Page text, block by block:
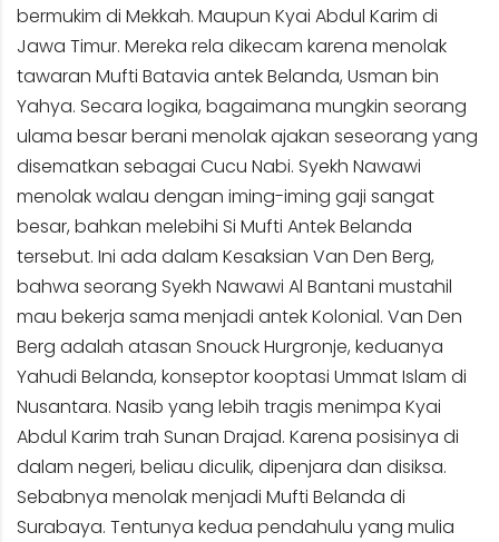
bermukim di Mekkah. Maupun Kyai Abdul Karim di
Jawa Timur. Mereka rela dikecam karena menolak
tawaran Mufti Batavia antek Belanda, Usman bin
Yahya. Secara logika, bagaimana mungkin seorang
ulama besar berani menolak ajakan seseorang yang
disematkan sebagai Cucu Nabi. Syekh Nawawi
menolak walau dengan iming-iming gaji sangat
besar, bahkan melebihi Si Mufti Antek Belanda
tersebut. Ini ada dalam Kesaksian Van Den Berg,
bahwa seorang Syekh Nawawi Al Bantani mustahil
mau bekerja sama menjadi antek Kolonial. Van Den
Berg adalah atasan Snouck Hurgronje, keduanya
Yahudi Belanda, konseptor kooptasi Ummat Islam di
Nusantara. Nasib yang lebih tragis menimpa Kyai
Abdul Karim trah Sunan Drajad. Karena posisinya di
dalam negeri, beliau diculik, dipenjara dan disiksa.
Sebabnya menolak menjadi Mufti Belanda di
Surabaya. Tentunya kedua pendahulu yang mulia